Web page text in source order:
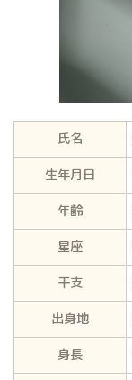
氏名
生年月日
年齢
星座
干支
出身地
身長